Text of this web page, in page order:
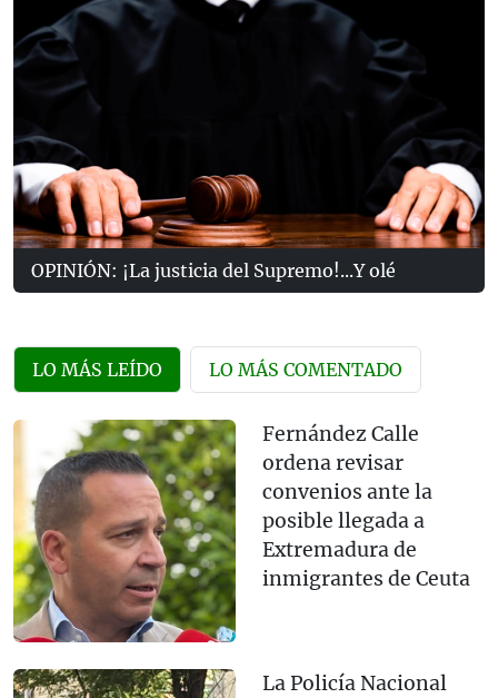
OPINIÓN: ¡La justicia del Supremo!...Y olé
LO MÁS LEÍDO LO MÁS COMENTADO
Fernández Calle
ordena revisar
convenios ante la
posible llegada a
Extremadura de
inmigrantes de Ceuta
La Policía Nacional